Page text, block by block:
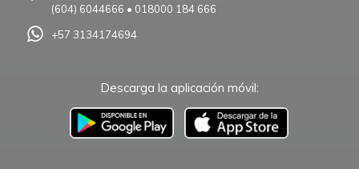
(604) 6044666 • 018000 184 666
+57 3134174694
Descarga la aplicación móvil:
–